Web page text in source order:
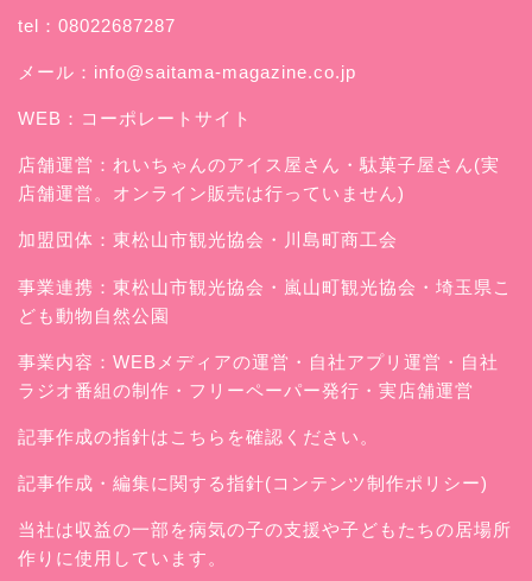
tel：08022687287
メール： info@saitama-magazine.co.jp
WEB： コーポレートサイト
店舗運営： れいちゃんのアイス屋さん ・駄菓子屋さん(実
店舗運営。オンライン販売は行っていません)
加盟団体：東松山市観光協会・川島町商工会
事業連携：東松山市観光協会・嵐山町観光協会・埼玉県こ
ども動物自然公園
事業内容：WEBメディアの運営・自社アプリ運営・自社
ラジオ番組の制作・フリーペーパー発行・実店舗運営
記事作成の指針はこちらを確認ください。
記事作成・編集に関する指針(コンテンツ制作ポリシー)
当社は収益の一部を病気の子の支援や子どもたちの居場所
作りに使用しています。